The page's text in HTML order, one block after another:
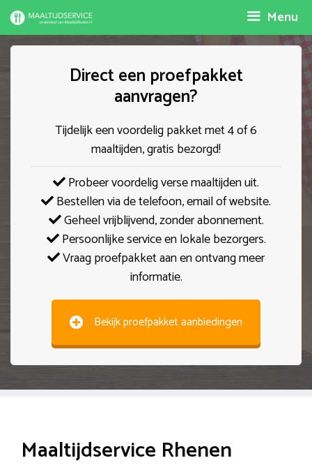
Spring
naar
inhoud
Menu
Direct een proefpakket
aanvragen?
Tijdelijk een voordelig pakket met 4 of 6
maaltijden, gratis bezorgd!
Probeer voordelig verse maaltijden uit.
Bestellen via de telefoon, email of website.
Geheel vrijblijvend, zonder abonnement.
Persoonlijke service en lokale bezorgers.
Vraag proefpakket aan en ontvang meer
informatie.
Bekijk proefpakket aanbiedingen
Maaltijdservice Rhenen